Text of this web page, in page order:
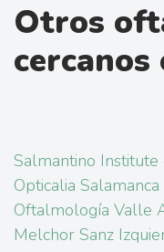
Otros
cercanos
Salmantino
Opticalia Salamanca
Oftalmología Valle
Melchor Sanz